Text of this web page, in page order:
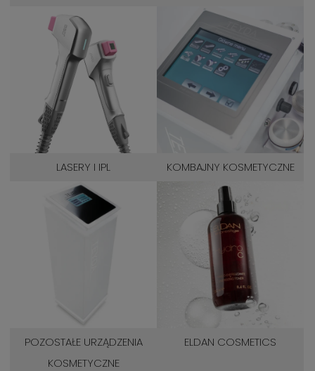
LASERY I IPL KOMBAJNY KOSMETYCZNE
POZOSTAŁE URZĄDZENIA
KOSMETYCZNE
ELDAN COSMETICS